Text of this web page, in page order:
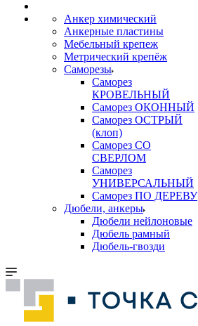
Анкер химический
Анкерные пластины
Мебельный крепеж
Метрический крепёж
Саморезы
Саморез
КРОВЕЛЬНЫЙ
Саморез ОКОННЫЙ
Саморез ОСТРЫЙ
(клоп)
Саморез СО
СВЕРЛОМ
Саморез
УНИВЕРСАЛЬНЫЙ
Саморез ПО ДЕРЕВУ
Дюбели, анкеры
Дюбели нейлоновые
Дюбель рамный
Дюбель-гвозди